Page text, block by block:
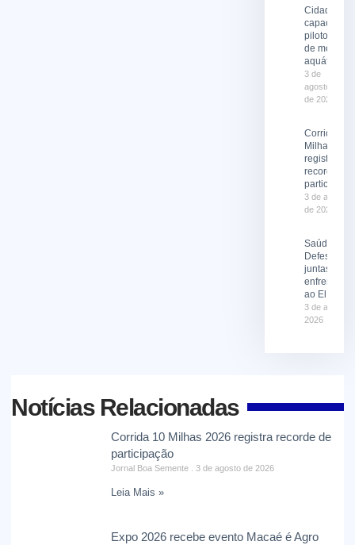
Cidade
capacita
pilotos
de moto
aquática
3 de
agosto
de 2026
Corrida 10
Milhas
registra
recorde de
3 de agosto
de 2026
Saúde e
Defesa
juntas no
ao El Niño
3 de agosto
2026
Notícias Relacionadas
Corrida 10 Milhas 2026 registra recorde de
participação
Jornal Boa Semente 3 de agosto de 2026
Leia Mais »
Expo 2026 recebe evento Macaé é Agro